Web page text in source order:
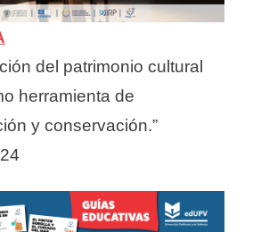
del patrimonio cultural
herramienta de
y conservación.”